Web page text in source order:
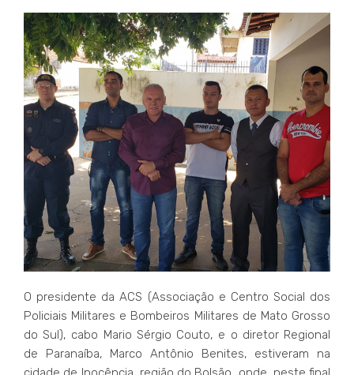
O presidente da ACS (Associação e Centro Social dos
Policiais Militares e Bombeiros Militares de Mato Grosso
do Sul), cabo Mario Sérgio Couto, e o diretor Regional
de Paranaíba, Marco Antônio Benites, estiveram na